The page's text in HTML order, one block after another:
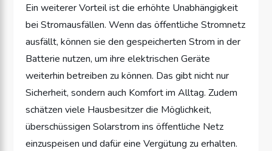
Ein weiterer Vorteil ist die erhöhte Unabhängigkeit
bei Stromausfällen. Wenn das öffentliche Stromnetz
ausfällt, können sie den gespeicherten Strom in der
Batterie nutzen, um ihre elektrischen Geräte
weiterhin betreiben zu können. Das gibt nicht nur
Sicherheit, sondern auch Komfort im Alltag. Zudem
schätzen viele Hausbesitzer die Möglichkeit,
überschüssigen Solarstrom ins öffentliche Netz
einzuspeisen und dafür eine Vergütung zu erhalten.